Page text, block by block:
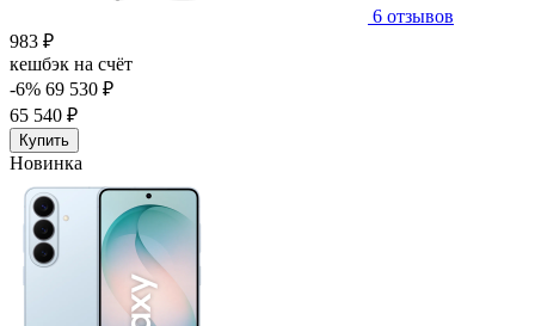
6 отзывов
983 ₽
кешбэк на счёт
-6% 69 530 ₽
65 540 ₽
Купить
Новинка